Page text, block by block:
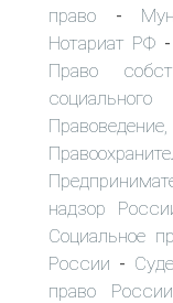
право -
Нотариат РФ -
Право
надзор
Социальное
России -
право России